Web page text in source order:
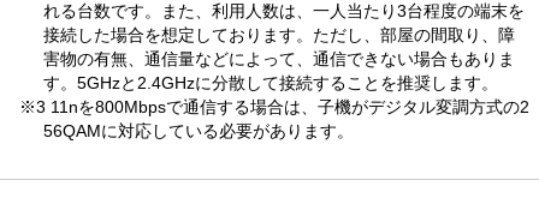
れる台数です。また、利用人数は、一人当たり3台程度の端末を
接続した場合を想定しております。ただし、部屋の間取り、障
害物の有無、通信量などによって、通信できない場合もありま
す。5GHzと2.4GHzに分散して接続することを推奨します。
※3 11nを800Mbpsで通信する場合は、子機がデジタル変調方式の2
56QAMに対応している必要があります。